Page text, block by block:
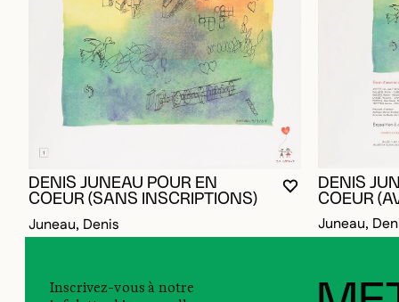
VOUS DEVEZ
FERMER LA
OUVRIR LA
DENIS JUNEAU POUR EN
COEUR (SANS INSCRIPTIONS)
Juneau, Denis
DENIS
COEUR
Juneau,
Inscrivez-vous à notre
infolettre bimensuelle pour